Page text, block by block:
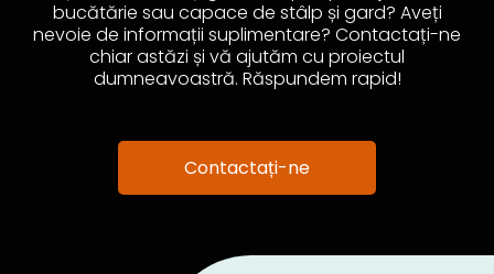
bucătărie sau capace de stâlp și gard? Aveți
nevoie de informații suplimentare? Contactați-ne
chiar astăzi și vă ajutăm cu proiectul
dumneavoastră. Răspundem rapid!
Contactați-ne